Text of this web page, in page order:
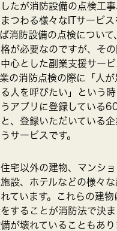
たが消防設備の点検工
つわる様々なITサービス
消防設備の点検につい
が必要なのですが、そ
心とした副業支援サー
の消防点検の際に「人
人を呼びたい」という
うアプリに登録している
、登録いただいている
サービスです。
宅以外の建物、マンシ
設、ホテルなどの様々
ています。これらの建
することが消防法で決
が壊れていることもあ